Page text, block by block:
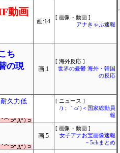
動画
画:14
[ 画像・動画 ]
アナきゃぷ速報
ち
の現
画:1
[ 海外反応 ]
世界の憂鬱 海外・韓国
の反応
久力低
[ ニュース ]
/)；｀ω´)＜国家総動員
報
画:5
[ 画像・動画 ]
女子アナお宝画像速報
－5chまとめ